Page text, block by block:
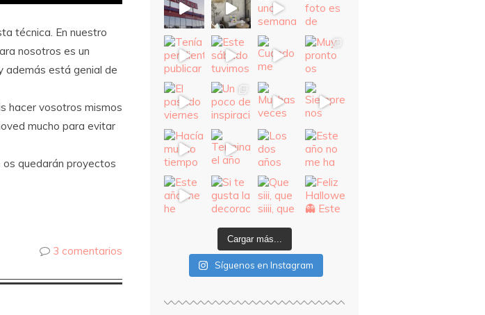
técnica. En nuestro
nosotros es un
además está genial de
hacer vosotros mismos
mucho para evitar
os quedarán proyectos
3 comentarios
Cargar más...
Síguenos en Instagram